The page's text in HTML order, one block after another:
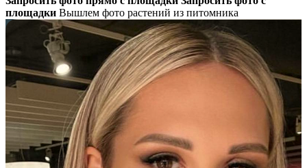
площадки Вышлем фото растений из питомника